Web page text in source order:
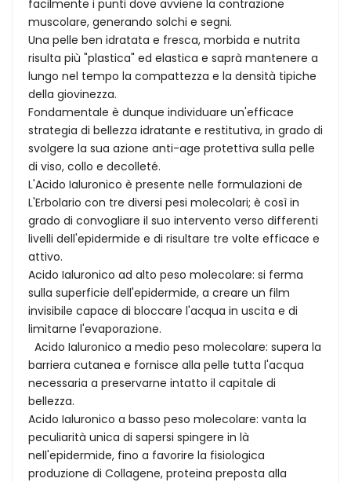
facilmente i punti dove avviene la contrazione
muscolare, generando solchi e segni.
Una pelle ben idratata e fresca, morbida e nutrita
risulta più "plastica" ed elastica e saprà mantenere a
lungo nel tempo la compattezza e la densità tipiche
della giovinezza.
Fondamentale è dunque individuare un'efficace
strategia di bellezza idratante e restitutiva, in grado di
svolgere la sua azione anti-age protettiva sulla pelle
di viso, collo e decolleté.
L'Acido Ialuronico è presente nelle formulazioni de
L'Erbolario con tre diversi pesi molecolari; è così in
grado di convogliare il suo intervento verso differenti
livelli dell'epidermide e di risultare tre volte efficace e
attivo.
Acido Ialuronico ad alto peso molecolare: si ferma
sulla superficie dell'epidermide, a creare un film
invisibile capace di bloccare l'acqua in uscita e di
limitarne l'evaporazione.
Acido Ialuronico a medio peso molecolare: supera la
barriera cutanea e fornisce alla pelle tutta l'acqua
necessaria a preservarne intatto il capitale di
bellezza.
Acido Ialuronico a basso peso molecolare: vanta la
peculiarità unica di sapersi spingere in là
nell'epidermide, fino a favorire la fisiologica
produzione di Collagene, proteina preposta alla